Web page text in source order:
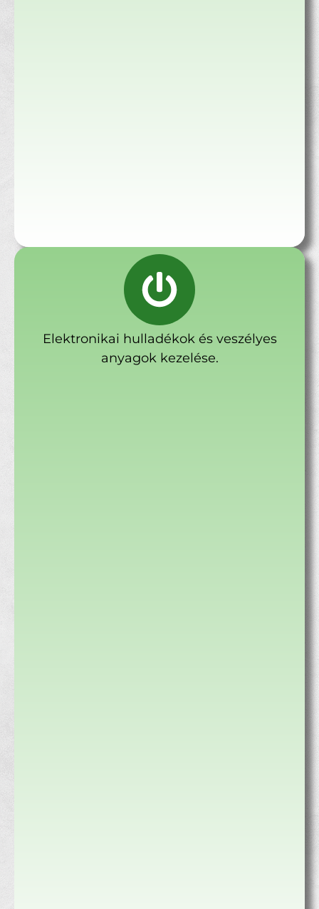
Elektronikai hulladékok és veszélyes
anyagok kezelése.